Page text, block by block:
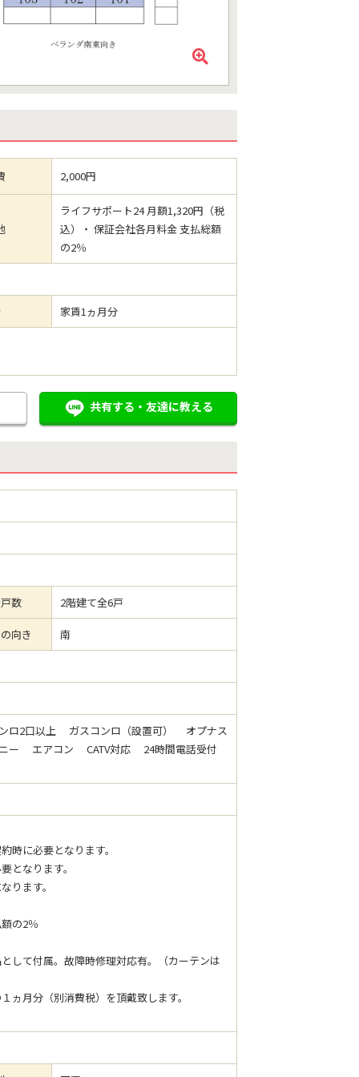
2,000円
ライフサポート24 月額1,320円（税
込）・ 保証会社各月料金 支払総額
の2％
家賃1ヵ月分
共有する・友達に教える
数 2階建て全6戸
向き 南
2口以上 ガスコンロ（設置可） オプナス
ー エアコン CATV対応 24時間電話受付
時に必要となります。
となります。
ります。
の2％
して付属。故障時修理対応有。（カーテンは
月分（別消費税）を頂戴致します。